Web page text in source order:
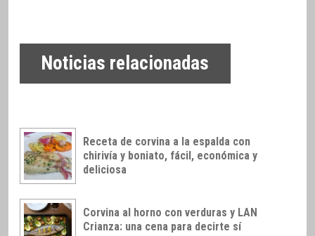
Noticias relacionadas
Receta de corvina a la espalda con
chirivía y boniato, fácil, económica y
deliciosa
Corvina al horno con verduras y LAN
Crianza: una cena para decirte sí